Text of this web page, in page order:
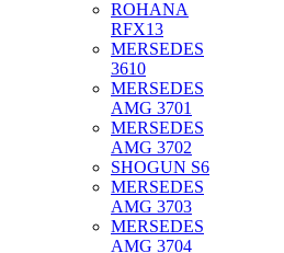
ROHANA
RFX13
MERSEDES
3610
MERSEDES
AMG 3701
MERSEDES
AMG 3702
SHOGUN S6
MERSEDES
AMG 3703
MERSEDES
AMG 3704